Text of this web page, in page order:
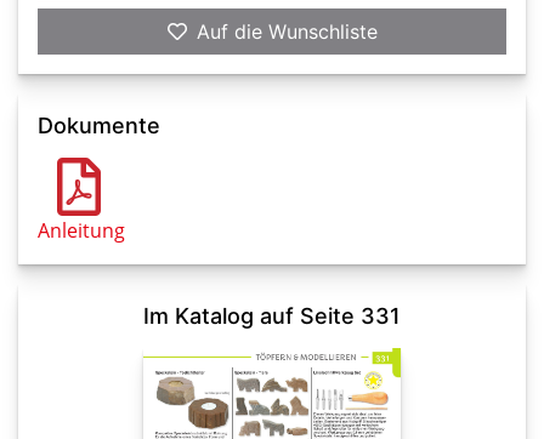
Auf die Wunschliste
Dokumente
Anleitung
Im Katalog auf Seite 331